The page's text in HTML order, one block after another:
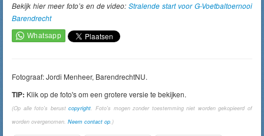
Bekijk hier meer foto’s en de video:Stralende start voor G-Voetbaltoernooi
Barendrecht
Fotograaf: Jordi Menheer, BarendrechtNU.
TIP: Klik op de foto's om een grotere versie te bekijken.
(Op alle foto's berustcopyright. Foto's mogen zonder toestemming niet worden gekopieerd of
worden overgenomen. Neem contact op.)